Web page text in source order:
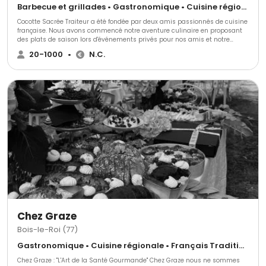
Barbecue et grillades • Gastronomique • Cuisine régionale
Cocotte Sacrée Traiteur a été fondée par deux amis passionnés de cuisine
française. Nous avons commencé notre aventure culinaire en proposant
des plats de saison lors d'événements privés pour nos amis et notre
famille. Forts de l'enthousiasme de nos convives, nous avons décidé de
créer notre entreprise de traiteur événementiel.
20-1000 • N.C.
Chez Graze
Bois-le-Roi (77)
Gastronomique • Cuisine régionale • Français Traditionnel
Chez Graze : "L'Art de la Santé Gourmande" Chez Graze nous ne sommes